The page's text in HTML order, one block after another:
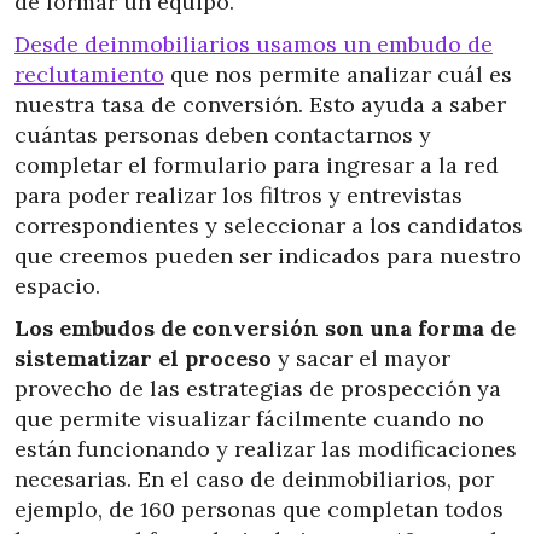
Desde deinmobiliarios usamos un embudo de
reclutamiento que nos permite analizar cuál es
nuestra tasa de conversión. Esto ayuda a saber
cuántas personas deben contactarnos y
completar el formulario para ingresar a la red
para poder realizar los filtros y entrevistas
correspondientes y seleccionar a los candidatos
que creemos pueden ser indicados para nuestro
espacio.
Los embudos de conversión son una forma de
sistematizar el proceso y sacar el mayor
provecho de las estrategias de prospección ya
que permite visualizar fácilmente cuando no
están funcionando y realizar las modificaciones
necesarias. En el caso de deinmobiliarios, por
ejemplo, de 160 personas que completan todos